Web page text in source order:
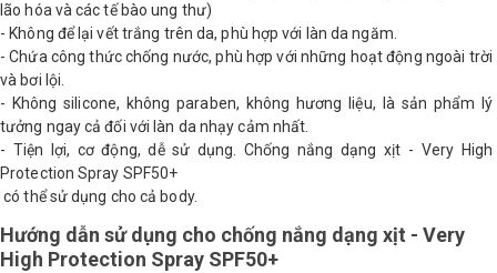
lão hóa và các tế bào ung thư)
- Không để lại vết trắng trên da, phù hợp với làn da ngăm.
- Chứa công thức chống nước, phù hợp với những hoạt động ngoài trời
và bơi lội.
- Không silicone, không paraben, không hương liệu, là sản phẩm lý
tưởng ngay cả đối với làn da nhạy cảm nhất.
- Tiện lợi, cơ động, dễ sử dụng. Chống nắng dạng xịt - Very High
Protection Spray SPF50+
có thể sử dụng cho cả body.
Hướng dẫn sử dụng cho chống nắng dạng xịt - Very
High Protection Spray SPF50+